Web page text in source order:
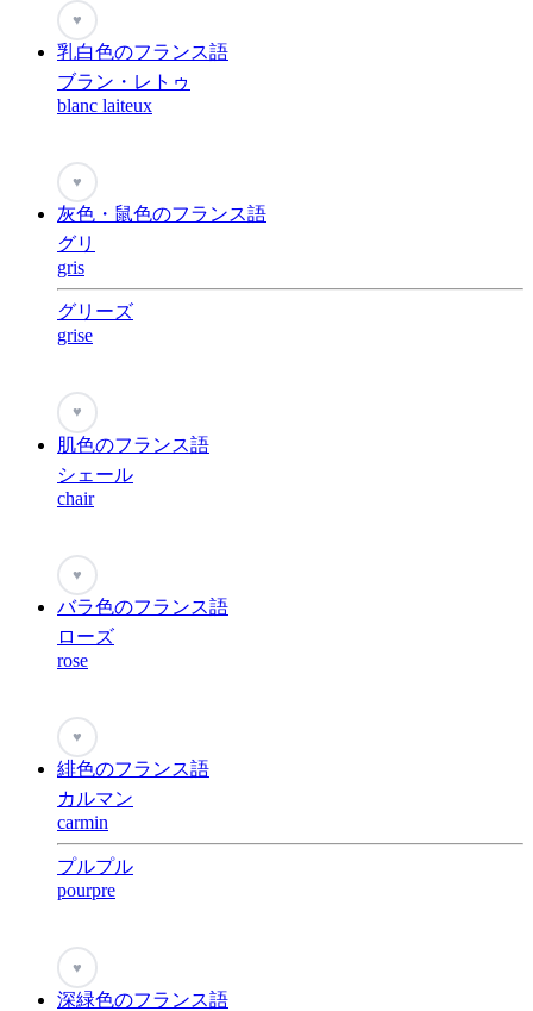
♥
乳白色のフランス語
ブラン・レトゥ
blanc laiteux
♥
灰色・鼠色のフランス語
グリ
gris
グリーズ
grise
♥
肌色のフランス語
シェール
chair
♥
バラ色のフランス語
ローズ
rose
♥
緋色のフランス語
カルマン
carmin
プルプル
pourpre
♥
深緑色のフランス語